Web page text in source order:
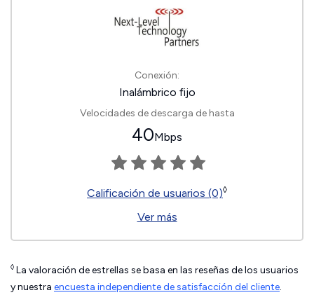
Conexión:
Inalámbrico fijo
Velocidades de descarga de hasta
40Mbps
Calificación de usuarios (0)◊
Ver más
◊ La valoración de estrellas se basa en las reseñas de los usuarios
y nuestra encuesta independiente de satisfacción del cliente.